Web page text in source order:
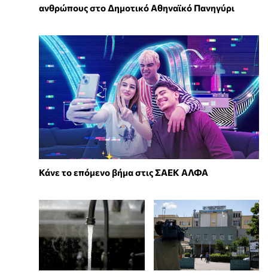
ανθρώπους στο Δημοτικό Αθηναϊκό Πανηγύρι
Κάνε το επόμενο βήμα στις ΣΑΕΚ ΑΛΦΑ